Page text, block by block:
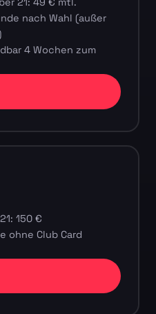
nach Wahl (außer
4 Wochen zum
150 €
ohne Club Card